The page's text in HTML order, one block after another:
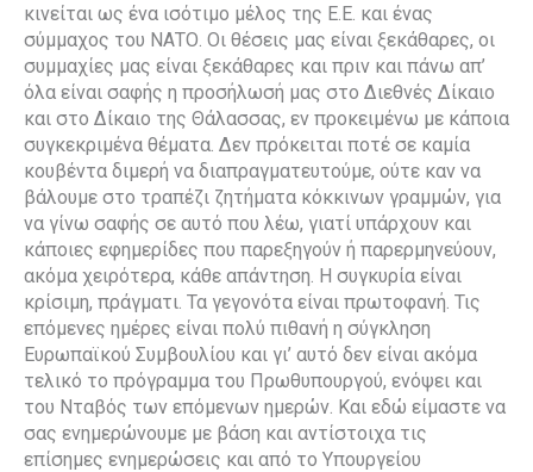
κινείται ως ένα ισότιμο μέλος της Ε.Ε. και ένας
σύμμαχος του ΝΑΤΟ. Οι θέσεις μας είναι ξεκάθαρες, οι
συμμαχίες μας είναι ξεκάθαρες και πριν και πάνω απ’
όλα είναι σαφής η προσήλωσή μας στο Διεθνές Δίκαιο
και στο Δίκαιο της Θάλασσας, εν προκειμένω με κάποια
συγκεκριμένα θέματα. Δεν πρόκειται ποτέ σε καμία
κουβέντα διμερή να διαπραγματευτούμε, ούτε καν να
βάλουμε στο τραπέζι ζητήματα κόκκινων γραμμών, για
να γίνω σαφής σε αυτό που λέω, γιατί υπάρχουν και
κάποιες εφημερίδες που παρεξηγούν ή παρερμηνεύουν,
ακόμα χειρότερα, κάθε απάντηση. Η συγκυρία είναι
κρίσιμη, πράγματι. Τα γεγονότα είναι πρωτοφανή. Τις
επόμενες ημέρες είναι πολύ πιθανή η σύγκληση
Ευρωπαϊκού Συμβουλίου και γι’ αυτό δεν είναι ακόμα
τελικό το πρόγραμμα του Πρωθυπουργού, ενόψει και
του Νταβός των επόμενων ημερών. Και εδώ είμαστε να
σας ενημερώνουμε με βάση και αντίστοιχα τις
επίσημες ενημερώσεις και από το Υπουργείου